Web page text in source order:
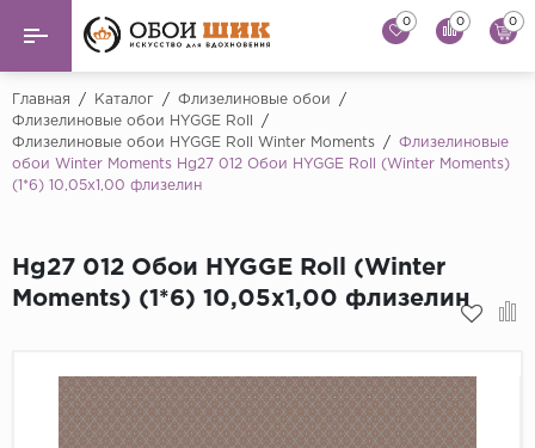
Назад
Виниловые обои ...
Artsimple
AS Creation
Decori Decori
Флоковые обои
Фрески
Обои под покраску
0 0 0
Главная / Каталог / Флизелиновые обои
/
Флизелиновые обои HYGGE Roll
/
Флизелиновые обои HYGGE Roll Winter Moments
/
Флизелиновые
обои Winter Moments Hg27 012 Обои HYGGE Roll (Winter Moments)
(1*6) 10,05x1,00 флизелин
Hg27 012 Обои HYGGE Roll (Winter
Moments) (1*6) 10,05x1,00 флизелин